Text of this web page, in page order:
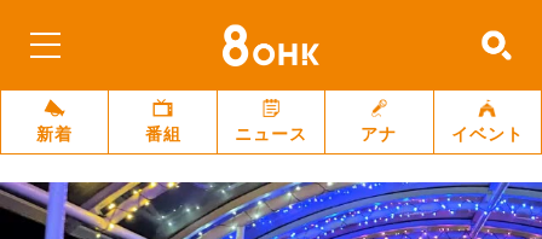
新着 番組 ニュース アナ イベント